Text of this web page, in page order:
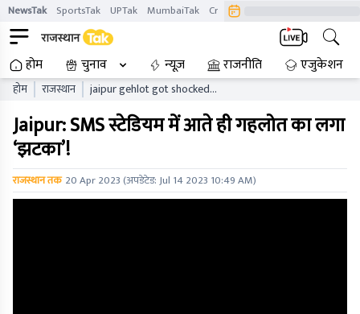
NewsTak SportsTak UPTak MumbaiTak CrimeTak
होम चुनाव न्यूज़ राजनीति एजुकेशन
होम राजस्थान
jaipur gehlot got shocked
sms stadium
Jaipur: SMS स्टेडियम में आते ही गहलोत का लगा
‘झटका’!
राजस्थान तक 20 Apr 2023(अपडेटेड:Jul 14 2023 10:49 AM)